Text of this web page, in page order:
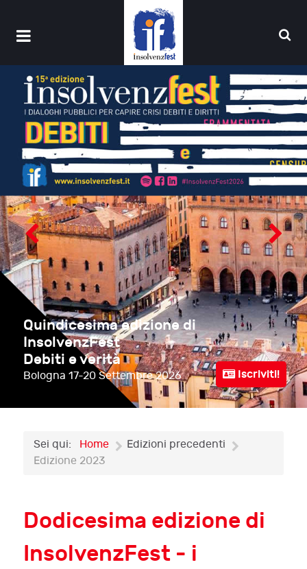
Iscriviti!
Quindicesima edizione di
InsolvenzFest
Debiti e verità
Bologna 17-20 Settembre 2026
Sei qui: Home
Edizioni precedenti
Edizione 2023
Dodicesima edizione di
InsolvenzFest - i